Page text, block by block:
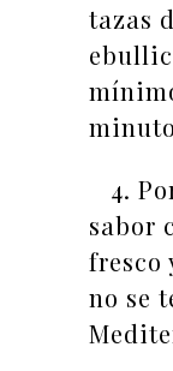
tazas
4.
sabor
fresco
no se